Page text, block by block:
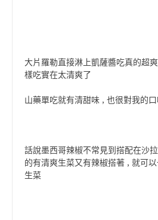
大片羅勒直接淋上凱薩醬吃真的超
樣吃實在太清爽了
山藥單吃就有清甜味 , 也很對我的
話說墨西哥辣椒不常見到搭配在沙
的有清爽生菜又有辣椒搭著 , 就可
生菜